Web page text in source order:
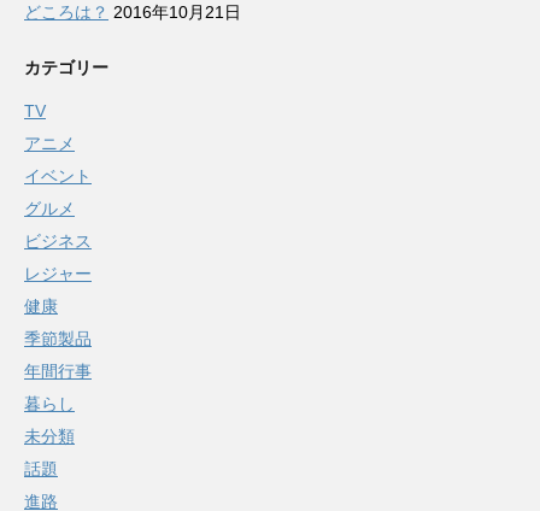
どころは？ 2016年10月21日
カテゴリー
TV
アニメ
イベント
グルメ
ビジネス
レジャー
健康
季節製品
年間行事
暮らし
未分類
話題
進路